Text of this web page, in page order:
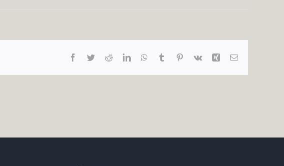
Facebook
TwitterRedditLinkedInWhatsApp
Tumblr Pinterest
Vk Xing Email